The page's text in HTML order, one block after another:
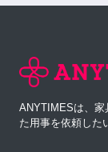
ANYTIMESは、家
た用事を依頼した